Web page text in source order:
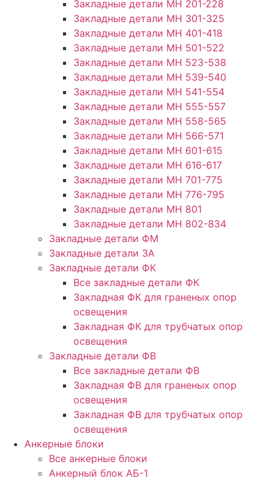
Закладные детали МН 201-228
Закладные детали МН 301-325
Закладные детали МН 401-418
Закладные детали МН 501-522
Закладные детали МН 523-538
Закладные детали МН 539-540
Закладные детали МН 541-554
Закладные детали МН 555-557
Закладные детали МН 558-565
Закладные детали МН 566-571
Закладные детали МН 601-615
Закладные детали МН 616-617
Закладные детали МН 701-775
Закладные детали МН 776-795
Закладные детали МН 801
Закладные детали МН 802-834
Закладные детали ФМ
Закладные детали ЗА
Закладные детали ФК
Все закладные детали ФК
Закладная ФК для граненых опор
освещения
Закладная ФК для трубчатых опор
освещения
Закладные детали ФВ
Все закладные детали ФВ
Закладная ФВ для граненых опор
освещения
Закладная ФВ для трубчатых опор
освещения
Анкерные блоки
Все анкерные блоки
Анкерный блок АБ-1